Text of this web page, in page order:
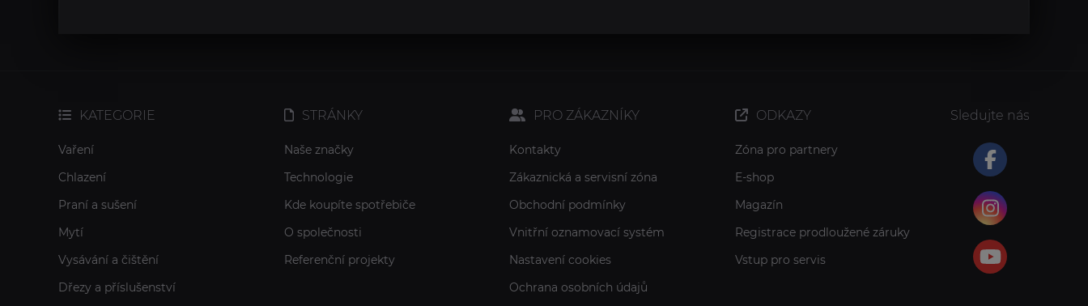
KATEGORIE
Vaření
Chlazení
Praní a sušení
Mytí
Vysávání a čištění
Dřezy a příslušenství
STRÁNKY
Naše značky
Technologie
Kde koupíte spotřebiče
O společnosti
Referenční projekty
PRO ZÁKAZNÍKY
Kontakty
Zákaznická a servisní zóna
Obchodní podmínky
Vnitřní oznamovací systém
Nastavení cookies
Ochrana osobních údajů
ODKAZY
Zóna pro partnery
E-shop
Magazín
Registrace prodloužené záruky
Vstup pro servis
Sledujte nás